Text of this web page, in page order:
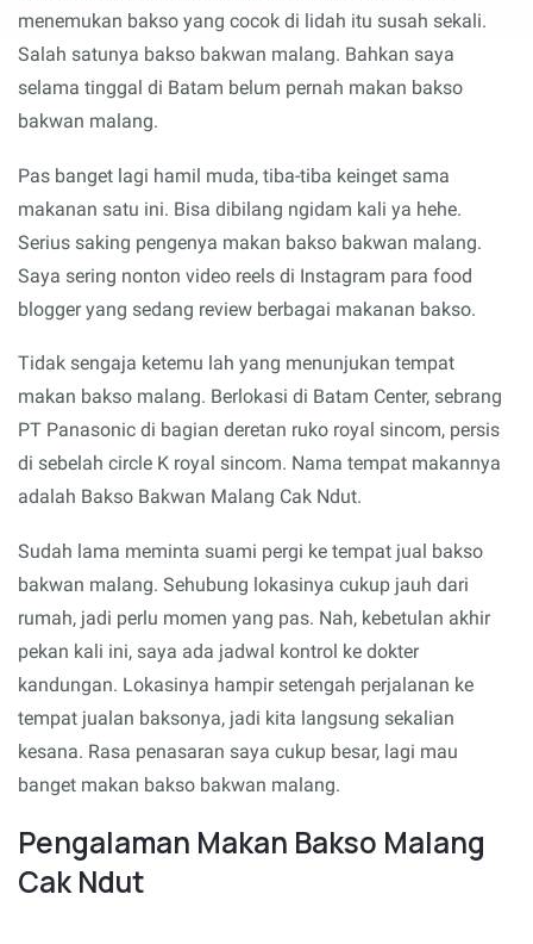
menemukan bakso yang cocok di lidah itu susah sekali.
Salah satunya bakso bakwan malang. Bahkan saya
selama tinggal di Batam belum pernah makan bakso
bakwan malang.
Pas banget lagi hamil muda, tiba-tiba keinget sama
makanan satu ini. Bisa dibilang ngidam kali ya hehe.
Serius saking pengenya makan bakso bakwan malang.
Saya sering nonton video reels di Instagram para food
blogger yang sedang review berbagai makanan bakso.
Tidak sengaja ketemu lah yang menunjukan tempat
makan bakso malang. Berlokasi di Batam Center, sebrang
PT Panasonic di bagian deretan ruko royal sincom, persis
di sebelah circle K royal sincom. Nama tempat makannya
adalah Bakso Bakwan Malang Cak Ndut.
Sudah lama meminta suami pergi ke tempat jual bakso
bakwan malang. Sehubung lokasinya cukup jauh dari
rumah, jadi perlu momen yang pas. Nah, kebetulan akhir
pekan kali ini, saya ada jadwal kontrol ke dokter
kandungan. Lokasinya hampir setengah perjalanan ke
tempat jualan baksonya, jadi kita langsung sekalian
kesana. Rasa penasaran saya cukup besar, lagi mau
banget makan bakso bakwan malang.
Pengalaman Makan Bakso Malang
Cak Ndut